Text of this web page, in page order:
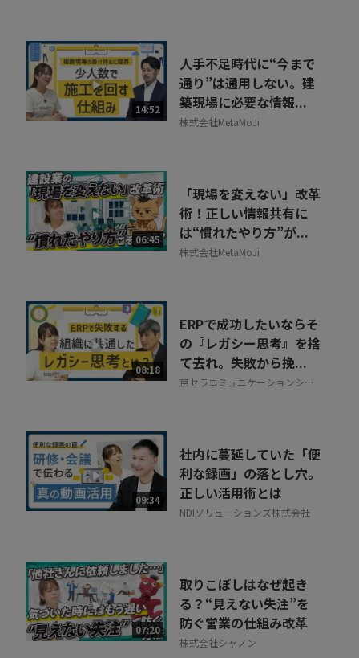
14:52
人手不足時代に“今まで
通り”は通用しない。建
築現場に必要な情報...
株式会社MetaMoJi
06:45
「現場を変えない」改革
術！正しい情報共有に
は“慣れたやり方”が...
株式会社MetaMoJi
08:18
ERPで成功したいならそ
の『レガシー思考』を捨
て去れ。失敗から挽...
京セラコミュニケーションシス
09:34
社内に蔓延していた「便
利な録画」の落とし穴。
正しい活用術とは
NDIソリューションズ株式会社
07:20
取りこぼしはなぜ起き
る？“見えない失注”を
防ぐ営業の仕組み改革
株式会社シャノン